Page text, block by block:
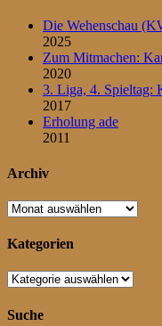
Die Wehenschau
2025
Zum Mitmachen:
2020
3. Liga, 4. Spieltag:
2017
Erholung ade
2011
Archiv
Archiv
Kategorien
Kategorien
Suche